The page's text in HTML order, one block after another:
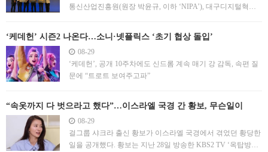
통신산업진흥원(원장 박윤규, 이하 ‘NIPA’), 대구디지털혁신
본선을 개최했다. ‘2025 지역 디지털 스케일업 챌린지’는 지역
디지털 혁신거점 조성지원 사업의 일
‘케데헌’ 시즌2 나온다…소니·넷플릭스 ‘초기 협상 돌입’
08-29
‘케데헌’, 공개 10주차에도 신드롬 계속 매기 강 감독, 속편 질
문에 “트로트 보여주고파”
“속옷까지 다 벗으라고 했다”…이스라엘 국경 간 황보, 무슨일이
08-29
걸그룹 샤크라 출신 황보가 이스라엘 국경에서 겪었던 황당한
일을 공개했다. 황보는 지난 28일 방송한 KBS2 TV ‘옥탑방의